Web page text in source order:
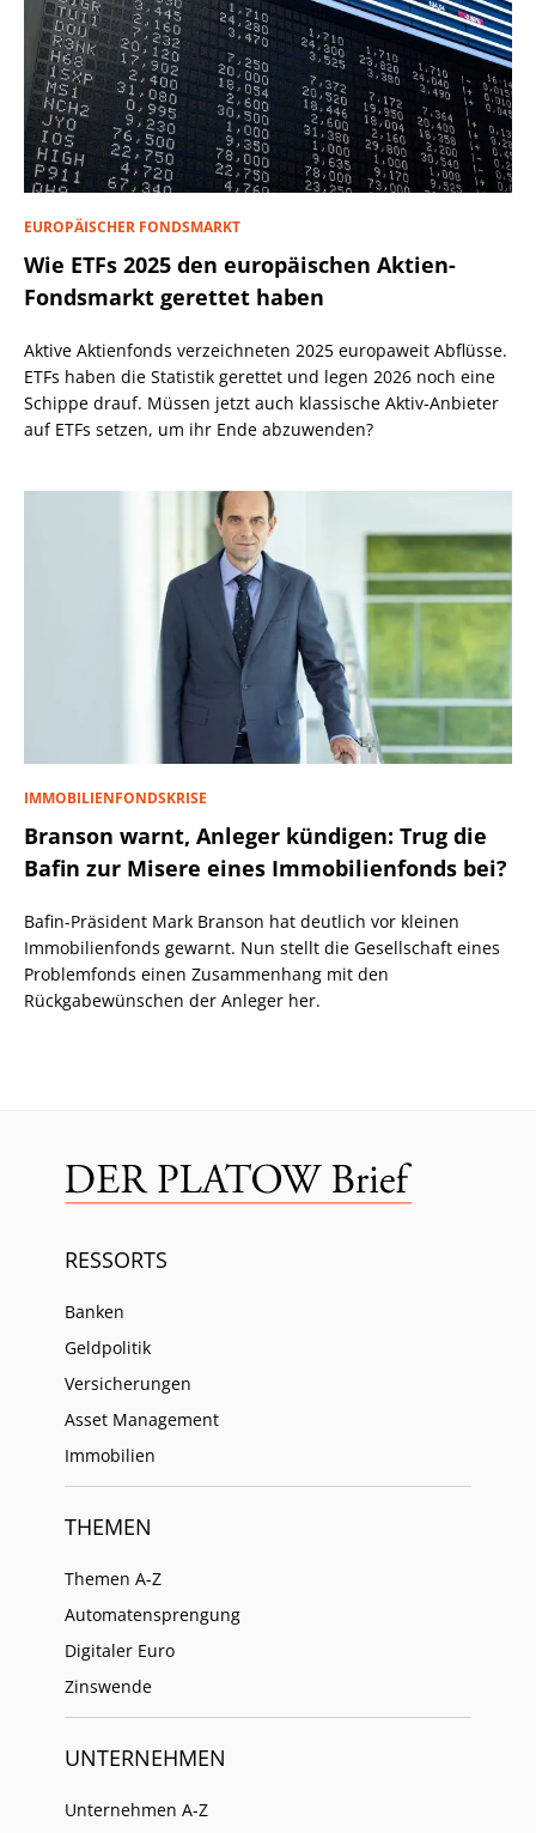
EUROPÄISCHER FONDSMARKT
Wie ETFs 2025 den europäischen Aktien-
Fondsmarkt gerettet haben
Aktive Aktienfonds verzeichneten 2025 europaweit Abflüsse.
ETFs haben die Statistik gerettet und legen 2026 noch eine
Schippe drauf. Müssen jetzt auch klassische Aktiv-Anbieter
auf ETFs setzen, um ihr Ende abzuwenden?
IMMOBILIENFONDSKRISE
Branson warnt, Anleger kündigen: Trug die
Bafin zur Misere eines Immobilienfonds bei?
Bafin-Präsident Mark Branson hat deutlich vor kleinen
Immobilienfonds gewarnt. Nun stellt die Gesellschaft eines
Problemfonds einen Zusammenhang mit den
Rückgabewünschen der Anleger her.
RESSORTS
Banken
Geldpolitik
Versicherungen
Asset Management
Immobilien
THEMEN
Themen A-Z
Automatensprengung
Digitaler Euro
Zinswende
UNTERNEHMEN
Unternehmen A-Z